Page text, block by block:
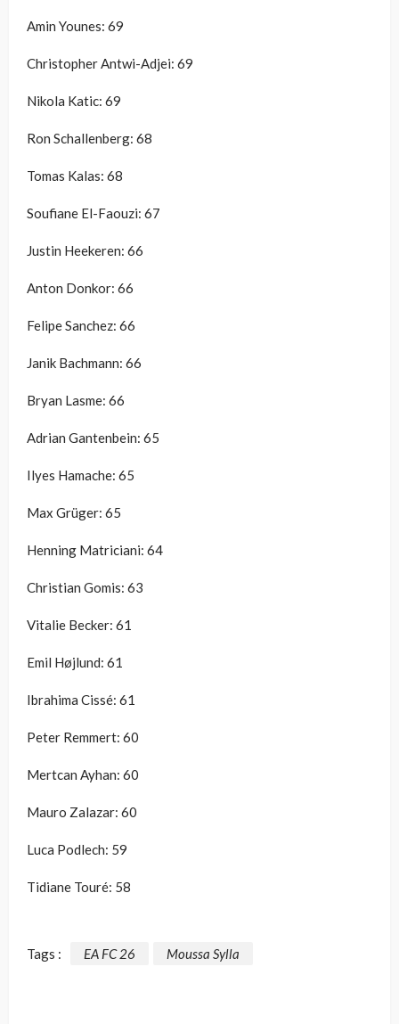
Amin Younes: 69
Christopher Antwi-Adjei: 69
Nikola Katic: 69
Ron Schallenberg: 68
Tomas Kalas: 68
Soufiane El-Faouzi: 67
Justin Heekeren: 66
Anton Donkor: 66
Felipe Sanchez: 66
Janik Bachmann: 66
Bryan Lasme: 66
Adrian Gantenbein: 65
Ilyes Hamache: 65
Max Grüger: 65
Henning Matriciani: 64
Christian Gomis: 63
Vitalie Becker: 61
Emil Højlund: 61
Ibrahima Cissé: 61
Peter Remmert: 60
Mertcan Ayhan: 60
Mauro Zalazar: 60
Luca Podlech: 59
Tidiane Touré: 58
Tags : EA FC 26 Moussa Sylla